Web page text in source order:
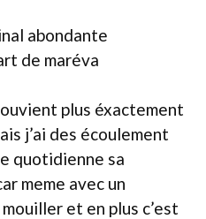
abondante
de maréva
plus éxactement
j’ai des écoulement
quotidienne sa
meme avec un
et en plus c’est